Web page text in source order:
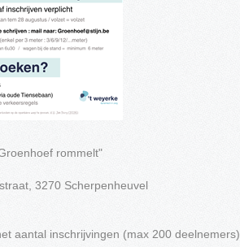
rommelt"
3270 Scherpenheuvel
aantal inschrijvingen (max 200 deelnemers).